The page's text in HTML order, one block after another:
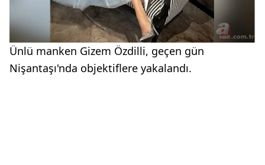
Ünlü manken Gizem Özdilli, geçen gün
Nişantaşı'nda objektiflere yakalandı.